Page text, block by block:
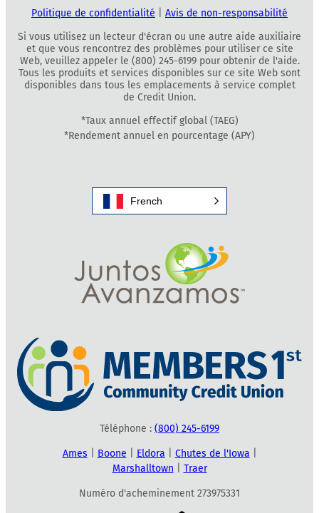
Politique de confidentialité
Avis de non-responsabilité
Si vous utilisez un lecteur d'écran ou une autre aide auxiliaire
et que vous rencontrez des problèmes pour utiliser ce site
Web, veuillez appeler le (800) 245-6199 pour obtenir de l'aide.
Tous les produits et services disponibles sur ce site Web sont
disponibles dans tous les emplacements à service complet
de Credit Union.
*Taux annuel effectif global (TAEG)
*Rendement annuel en pourcentage (APY)
French
Téléphone : (800) 245-6199
Ames Boone Eldora Chutes de l'Iowa
Marshalltown
Traer
Numéro d'acheminement 273975331